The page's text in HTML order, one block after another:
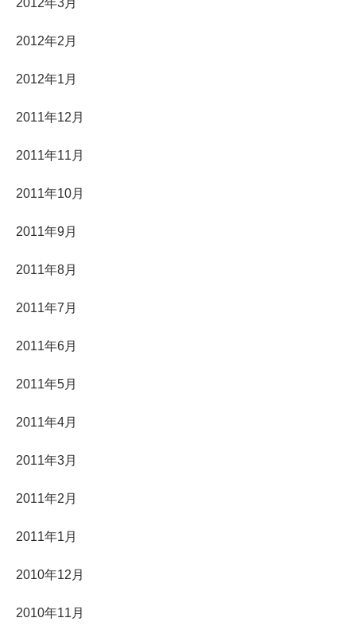
2012年2月
2012年1月
2011年12月
2011年11月
2011年10月
2011年9月
2011年8月
2011年7月
2011年6月
2011年5月
2011年4月
2011年3月
2011年2月
2011年1月
2010年12月
2010年11月